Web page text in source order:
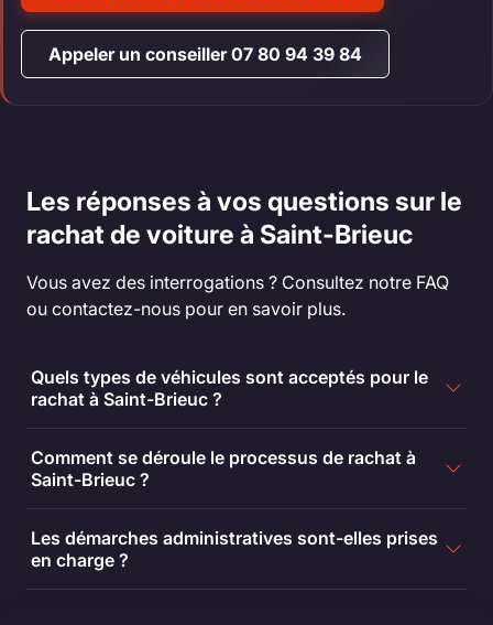
Appeler un conseiller 07 80 94 39 84
Les réponses à vos questions sur le
rachat de voiture à Saint-Brieuc
Vous avez des interrogations ? Consultez notre FAQ
ou contactez-nous pour en savoir plus.
Quels types de véhicules sont acceptés pour le
rachat à Saint-Brieuc ?
Comment se déroule le processus de rachat à
Saint-Brieuc ?
Les démarches administratives sont-elles prises
en charge ?